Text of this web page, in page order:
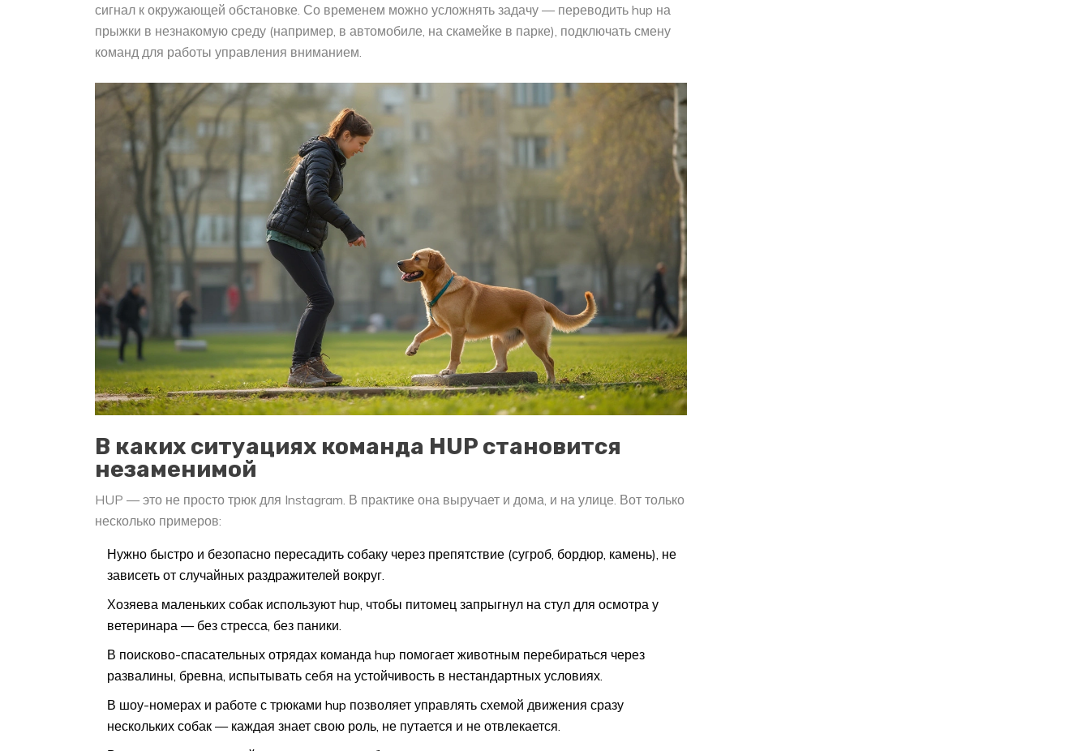
сигнал к окружающей обстановке. Со временем можно усложнять задачу — переводить hup на
прыжки в незнакомую среду (например, в автомобиле, на скамейке в парке), подключать смену
команд для работы управления вниманием.
В каких ситуациях команда HUP становится
незаменимой
HUP — это не просто трюк для Instagram. В практике она выручает и дома, и на улице. Вот только
несколько примеров:
Нужно быстро и безопасно пересадить собаку через препятствие (сугроб, бордюр, камень), не
зависеть от случайных раздражителей вокруг.
Хозяева маленьких собак используют hup, чтобы питомец запрыгнул на стул для осмотра у
ветеринара — без стресса, без паники.
В поисково-спасательных отрядах команда hup помогает животным перебираться через
развалины, бревна, испытывать себя на устойчивость в нестандартных условиях.
В шоу-номерах и работе с трюками hup позволяет управлять схемой движения сразу
нескольких собак — каждая знает свою роль, не путается и не отвлекается.